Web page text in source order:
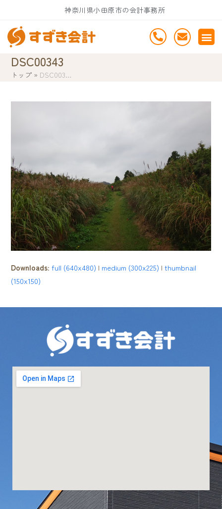
content
神奈川県小田原市の会計事務所
DSC00343
トップ » DSC003…
Downloads:full (640x480) | medium (300x225) |thumbnail
(150x150)